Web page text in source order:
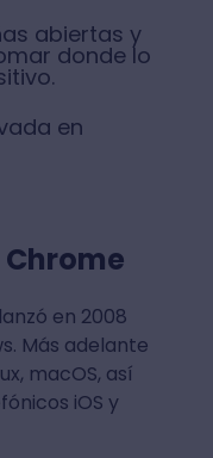
abiertas y
donde lo
en
en 2008
Más adelante
macOS, así
iOS y